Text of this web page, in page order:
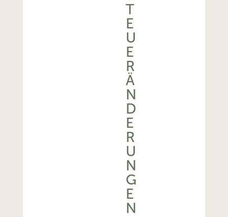
T
E
U
E
R
Ä
N
D
E
R
U
N
G
E
N